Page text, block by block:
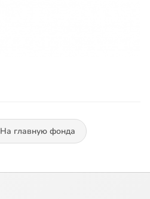
На главную фонда